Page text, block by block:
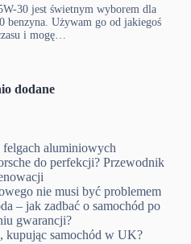
30 jest świetnym wyborem dla
benzyna. Używam go od jakiegoś
i mogę…
dodane
felgach aluminiowych
do perfekcji? Przewodnik
nie musi być problemem
– jak zadbać o samochód po
gwarancji?
kupując samochód w UK?